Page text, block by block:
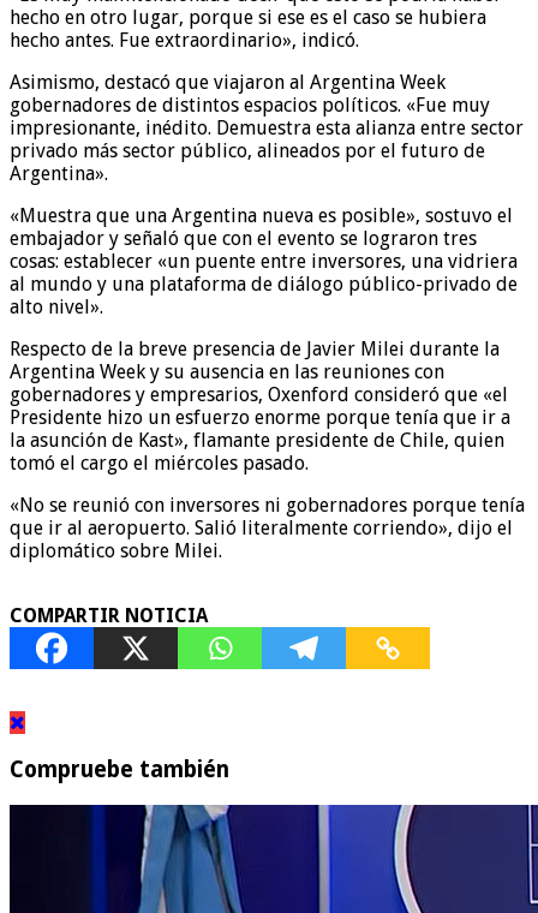
hecho en otro lugar, porque si ese es el caso se hubiera
hecho antes. Fue extraordinario», indicó.
Asimismo, destacó que viajaron al Argentina Week
gobernadores de distintos espacios políticos. «Fue muy
impresionante, inédito. Demuestra esta alianza entre sector
privado más sector público, alineados por el futuro de
Argentina».
«Muestra que una Argentina nueva es posible», sostuvo el
embajador y señaló que con el evento se lograron tres
cosas: establecer «un puente entre inversores, una vidriera
al mundo y una plataforma de diálogo público-privado de
alto nivel».
Respecto de la breve presencia de Javier Milei durante la
Argentina Week y su ausencia en las reuniones con
gobernadores y empresarios, Oxenford consideró que «el
Presidente hizo un esfuerzo enorme porque tenía que ir a
la asunción de Kast», flamante presidente de Chile, quien
tomó el cargo el miércoles pasado.
«No se reunió con inversores ni gobernadores porque tenía
que ir al aeropuerto. Salió literalmente corriendo», dijo el
diplomático sobre Milei.
COMPARTIR NOTICIA
Compruebe también